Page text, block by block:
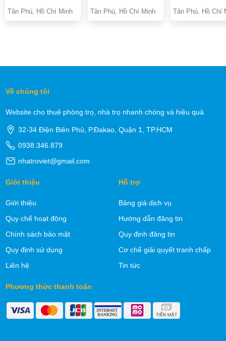
Tân Phú, Hồ Chí Minh Tân Phú, Hồ Chí Minh Tân Phú, Hồ Chí
Về chúng tôi
Website cho thuê phòng trọ, nhà trọ nhanh chóng và hiệu quả
32-34 Điện Biên Phủ, P.Đakao, Quận 1, TP.HCM
0938.346.879
nhatroviet@gmail.com
Giới thiệu
Giới thiệu
Quy chế hoạt động
Chính sách bảo mật
Quy định sử dụng
Liên hệ
Hỗ trợ
Bảng giá dịch vụ
Hướng dẫn đăng tin
Quy định đăng tin
Cơ chế giải quyết tranh chấp
Tin tức
Phương thức thanh toán